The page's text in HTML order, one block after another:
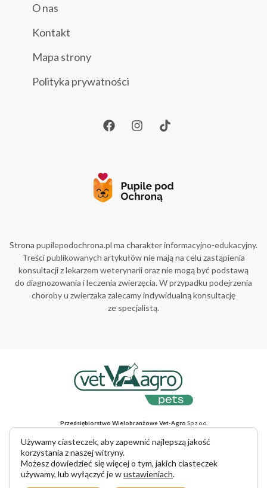
O nas
Kontakt
Mapa strony
Polityka prywatności
Strona pupilepodochrona.pl ma charakter informacyjno-edukacyjny.
Treści publikowanych artykułów nie mają na celu zastąpienia
konsultacji z lekarzem weterynarii oraz nie mogą być podstawą
do diagnozowania i leczenia zwierzęcia. W przypadku podejrzenia
choroby u zwierzaka zalecamy indywidualną konsultację
ze specjalistą.
Przedsiębiorstwo Wielobranżowe Vet-Agro Sp z o.o.
Adres do korespondencji: ul. Mełgiewska 18, 20-234 Lublin
tel. +48 81 445 23 00, e-mail vet-agro@vet-agro.pl
www.vet-agro.pl
Używamy ciasteczek, aby zapewnić najlepszą jakość
korzystania z naszej witryny.
Możesz dowiedzieć się więcej o tym, jakich ciasteczek
używamy, lub wyłączyć je wustawieniach.